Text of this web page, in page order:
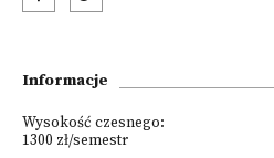
Informacje
Wysokość czesnego:
1300 zł/semestr